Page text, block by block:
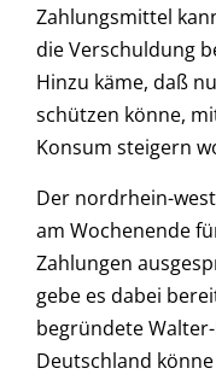
Zahlungsmittel
die Verschuldung
Hinzu käme, daß
schützen könne,
Konsum steigern
Der nordrhein-
am Wochenende
Zahlungen
gebe es dabei
begründete
Deutschland